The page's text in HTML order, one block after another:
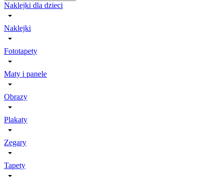
Naklejki dla dzieci
Naklejki
Fototapety
Maty i panele
Obrazy
Plakaty
Zegary
Tapety